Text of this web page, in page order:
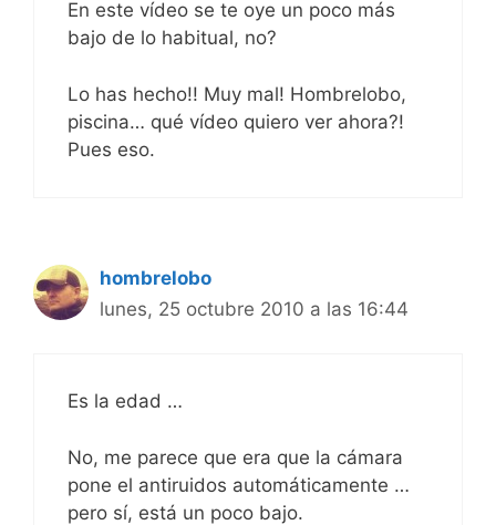
En este vídeo se te oye un poco más
bajo de lo habitual, no?
Lo has hecho!! Muy mal! Hombrelobo,
piscina… qué vídeo quiero ver ahora?!
Pues eso.
hombrelobo
lunes, 25 octubre 2010 a las 16:44
Es la edad …
No, me parece que era que la cámara
pone el antiruidos automáticamente …
pero sí, está un poco bajo.